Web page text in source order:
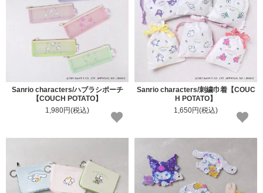
Sanrio characters/ハブラシポーチ
【COUCH POTATO】
1,980円(税込)
Sanrio characters/刺繍巾着【COUC
H POTATO】
1,650円(税込)